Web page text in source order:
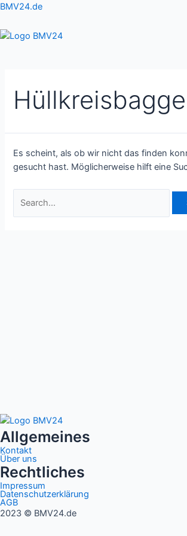
Zum
springen
BMV24.de
Es scheint, als ob wir nicht das finden
gesucht hast. Möglicherweise hilft eine
Suchen
Allgemeines
Kontakt
Über uns
Rechtliches
Impressum
Datenschutzerklärung
AGB
2023 © BMV24.de